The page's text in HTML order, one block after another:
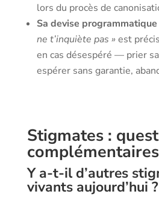
lors du procès de
Sa devise programmatique
ne t’inquiète pas » est
en cas désespéré — prier
espérer sans garantie,
Stigmates :
complémentaires
Y a-t-il d’autres
vivants aujourd’hui ?